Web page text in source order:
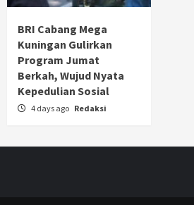
BRI Cabang Mega
Kuningan Gulirkan
Program Jumat
Berkah, Wujud Nyata
Kepedulian Sosial
4 days ago Redaksi